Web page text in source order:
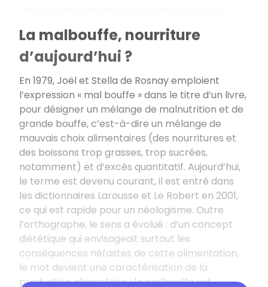
La malbouffe, nourriture
d’aujourd’hui ?
En 1979, Joël et Stella de Rosnay emploient
l’expression « mal bouffe » dans le titre d’un livre,
pour désigner un mélange de malnutrition et de
grande bouffe, c’est-à-dire un mélange de
mauvais choix alimentaires (des nourritures et
des boissons trop grasses, trop sucrées,
notamment) et d’excès quantitatif. Aujourd’hui,
le terme est devenu courant, il est entré dans
les dictionnaires Larousse et Le Robert en 2001,
ce qui est rapide pour un néologisme. Outre
l’orthographe, le sens a évolué : d’un concept
diététique qui envisageait surtout les
conséquences néfastes de cette alimentation,
le mot devient une caractérisation de la
production alimentaire; la malbouffe est